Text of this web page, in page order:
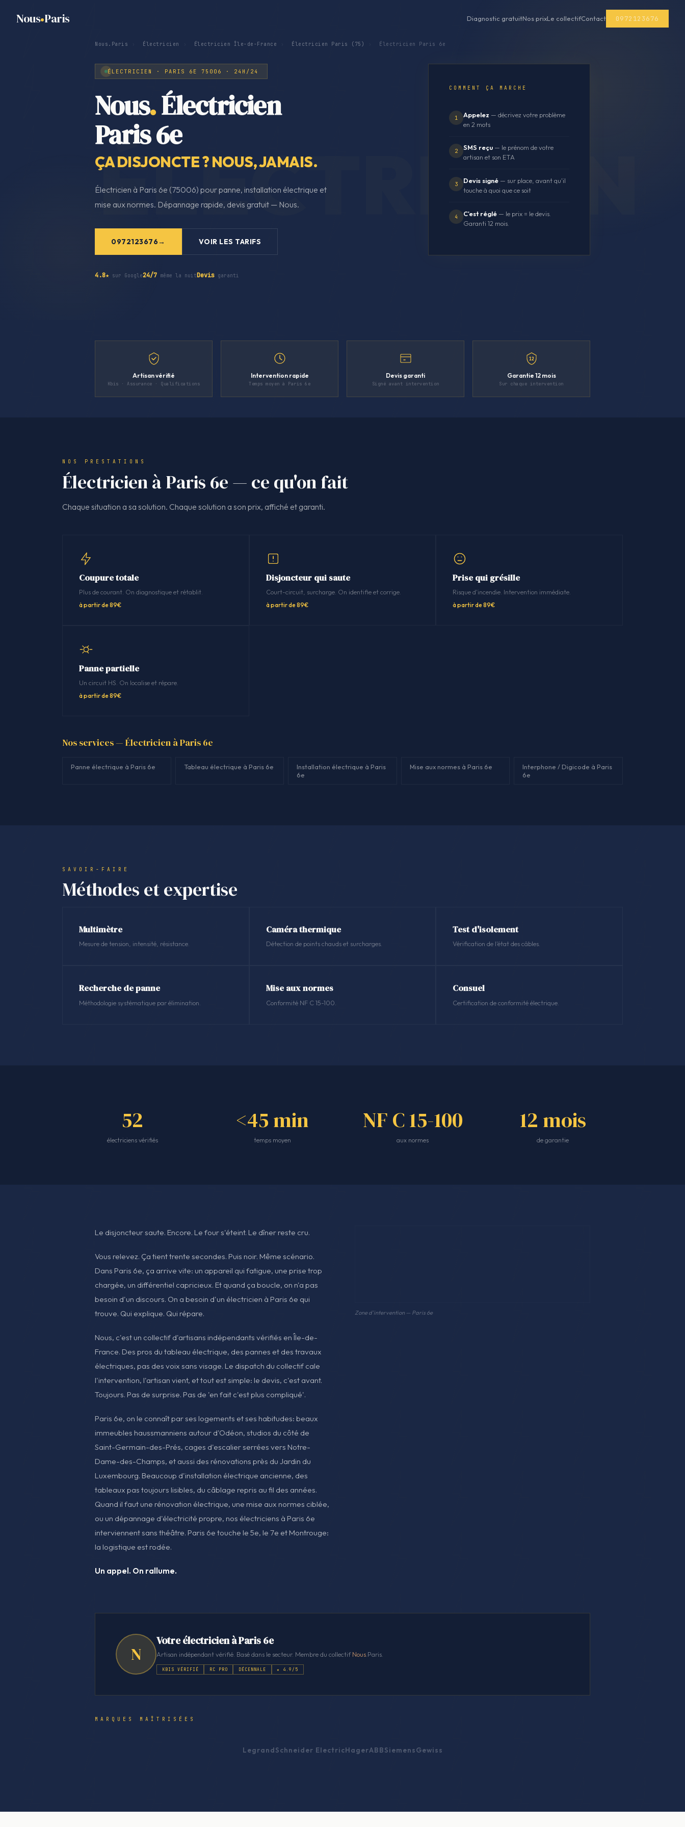
Nous Paris Diagnostic gratuitNos prixLe collectifContact 0972123676
Nous.Paris Électricien Électricien Île-de-France Électricien Paris (75) Électricien Paris 6e
ÉLECTRICIEN · PARIS 6E 75006 · 24H/24
Nous.Électricien
Paris 6e
ÇA DISJONCTE ? NOUS, JAMAIS.
Électricien à Paris 6e (75006) pour panne, installation électrique et
mise aux normes. Dépannage rapide, devis gratuit — Nous.
0972123676 VOIR LES TARIFS
4.8★ sur Google24/7 même la nuitDevis garanti
COMMENT ÇA MARCHE
1 Appelez — décrivez votre problème
en 2 mots
2 SMS reçu — le prénom de votre
artisan et son ETA
3 Devis signé — sur place, avant qu'il
touche à quoi que ce soit
4 C'est réglé — le prix = le devis.
Garanti 12 mois.
Artisan vérifié
Kbis · Assurance · Qualifications
Intervention rapide
Temps moyen à Paris 6e
Devis garanti
Signé avant intervention
12
Garantie 12 mois
Sur chaque intervention
NOS PRESTATIONS
Électricien à Paris 6e — ce qu'on fait
Chaque situation a sa solution. Chaque solution a son prix, affiché et garanti.
Coupure totale
Plus de courant. On diagnostique et rétablit.
à partir de 89€
Disjoncteur qui saute
Court-circuit, surcharge. On identifie et corrige.
à partir de 89€
Prise qui grésille
Risque d'incendie. Intervention immédiate.
à partir de 89€
Panne partielle
Un circuit HS. On localise et répare.
à partir de 89€
Nos services — Électricien à Paris 6e
Panne électrique à Paris 6e Tableau électrique à Paris 6e
Installation électrique à Paris
6e
Mise aux normes à Paris 6e
Interphone / Digicode à Paris
6e
SAVOIR-FAIRE
Méthodes et expertise
Multimètre
Mesure de tension, intensité, résistance.
Caméra thermique
Détection de points chauds et surcharges.
Test d'isolement
Vérification de l'état des câbles.
Recherche de panne
Méthodologie systématique par élimination.
Mise aux normes
Conformité NF C 15-100.
Consuel
Certification de conformité électrique.
52
électriciens vérifiés
<45 min
temps moyen
NF C 15-100
aux normes
12 mois
de garantie
Le disjoncteur saute. Encore. Le four s'éteint. Le dîner reste cru.
Vous relevez. Ça tient trente secondes. Puis noir. Même scénario.
Dans Paris 6e, ça arrive vite: un appareil qui fatigue, une prise trop
chargée, un différentiel capricieux. Et quand ça boucle, on n'a pas
besoin d'un discours. On a besoin d'un électricien à Paris 6e qui
trouve. Qui explique. Qui répare.
Nous, c'est un collectif d'artisans indépendants vérifiés en Île-de-
France. Des pros du tableau électrique, des pannes et des travaux
électriques, pas des voix sans visage. Le dispatch du collectif cale
l'intervention, l'artisan vient, et tout est simple: le devis, c'est avant.
Toujours. Pas de surprise. Pas de 'en fait c'est plus compliqué'.
Paris 6e, on le connaît par ses logements et ses habitudes: beaux
immeubles haussmanniens autour d'Odéon, studios du côté de
Saint-Germain-des-Prés, cages d'escalier serrées vers Notre-
Dame-des-Champs, et aussi des rénovations près du Jardin du
Luxembourg. Beaucoup d'installation électrique ancienne, des
tableaux pas toujours lisibles, du câblage repris au fil des années.
Quand il faut une rénovation électrique, une mise aux normes ciblée,
ou un dépannage d'électricité propre, nos électriciens à Paris 6e
interviennent sans théâtre. Paris 6e touche le 5e, le 7e et Montrouge:
la logistique est rodée.
Un appel. On rallume.
Zone d'intervention — Paris 6e
N
Votre électricien à Paris 6e
Artisan indépendant vérifié. Basé dans le secteur. Membre du collectifNous.Paris.
KBIS VÉRIFIÉ RC PRO DÉCENNALE ★ 4.9/5
MARQUES MAÎTRISÉES
LegrandSchneider ElectricHagerABBSiemensGewiss